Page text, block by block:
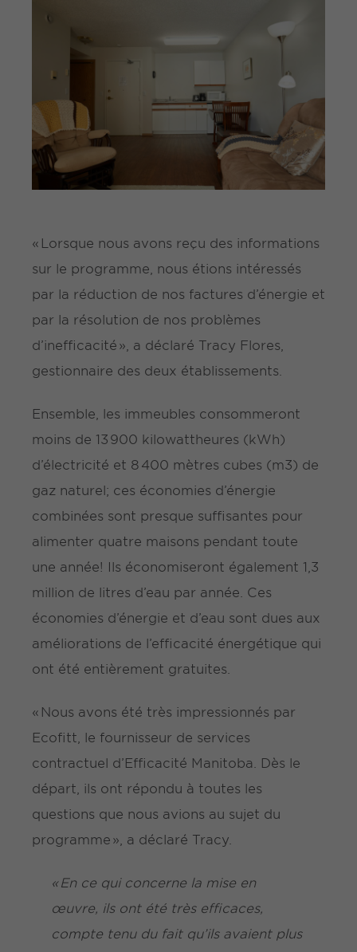
« Lorsque nous avons reçu des informations
sur le programme, nous étions intéressés
par la réduction de nos factures d’énergie et
par la résolution de nos problèmes
d’inefficacité », a déclaré Tracy Flores,
gestionnaire des deux établissements.
Ensemble, les immeubles consommeront
moins de 13 900 kilowattheures (kWh)
d’électricité et 8 400 mètres cubes (m3) de
gaz naturel; ces économies d’énergie
combinées sont presque suffisantes pour
alimenter quatre maisons pendant toute
une année! Ils économiseront également 1,3
million de litres d’eau par année. Ces
économies d’énergie et d’eau sont dues aux
améliorations de l’efficacité énergétique qui
ont été entièrement gratuites.
« Nous avons été très impressionnés par
Ecofitt, le fournisseur de services
contractuel d’Efficacité Manitoba. Dès le
départ, ils ont répondu à toutes les
questions que nous avions au sujet du
programme », a déclaré Tracy.
« En ce qui concerne la mise en
œuvre, ils ont été très efficaces,
compte tenu du fait qu’ils avaient plus